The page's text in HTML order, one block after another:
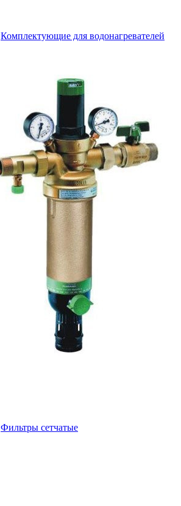
Комплектующие для водонагревателей
Фильтры сетчатые